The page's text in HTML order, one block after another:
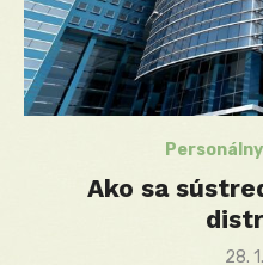
Ako sa
28.